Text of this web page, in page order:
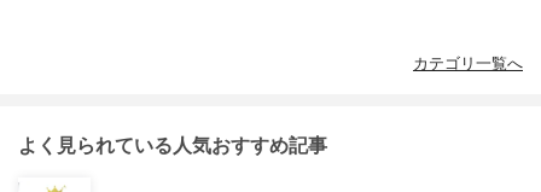
カテゴリ一覧へ
よく見られている人気おすすめ記事